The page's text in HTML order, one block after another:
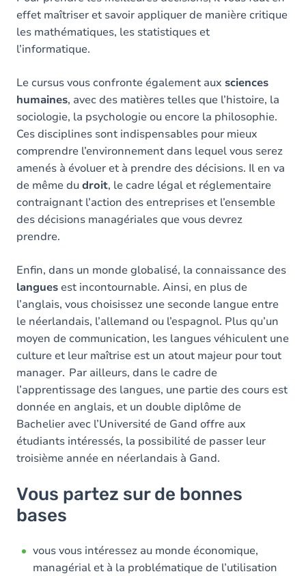
effet maîtriser et savoir appliquer de manière critique
les mathématiques, les statistiques et
l’informatique.
Le cursus vous confronte également aux sciences
humaines, avec des matières telles que l’histoire, la
sociologie, la psychologie ou encore la philosophie.
Ces disciplines sont indispensables pour mieux
comprendre l’environnement dans lequel vous serez
amenés à évoluer et à prendre des décisions. Il en va
de même du droit, le cadre légal et réglementaire
contraignant l’action des entreprises et l’ensemble
des décisions managériales que vous devrez
prendre.
Enfin, dans un monde globalisé, la connaissance des
langues est incontournable. Ainsi, en plus de
l’anglais, vous choisissez une seconde langue entre
le néerlandais, l’allemand ou l’espagnol. Plus qu’un
moyen de communication, les langues véhiculent une
culture et leur maîtrise est un atout majeur pour tout
manager. Par ailleurs, dans le cadre de
l’apprentissage des langues, une partie des cours est
donnée en anglais, et un double diplôme de
Bachelier avec l’Université de Gand offre aux
étudiants intéressés, la possibilité de passer leur
troisième année en néerlandais à Gand.
Vous partez sur de bonnes
bases
vous vous intéressez au monde économique,
managérial et à la problématique de l’utilisation